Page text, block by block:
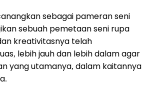
sebagai pameran seni
sebuah pemetaan seni rupa
kreativitasnya telah
lebih jauh dan lebih dalam agar
yang utamanya, dalam kaitannya